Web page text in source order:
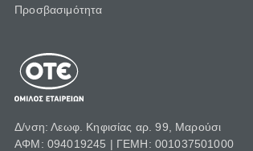
Προσβασιμότητα
Δ/νση: Λεωφ. Κηφισίας αρ. 99, Μαρούσι
ΑΦΜ: 094019245 | ΓΕΜΗ: 001037501000